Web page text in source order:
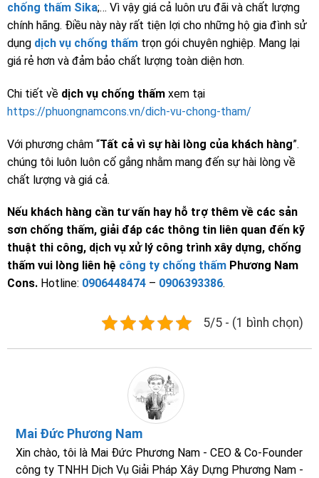
chống thấm Sika;… Vì vậy giá cả luôn ưu đãi và chất lượng
chính hãng. Điều này này rất tiện lợi cho những hộ gia đình sử
dụng dịch vụ chống thấm trọn gói chuyên nghiệp. Mang lại
giá rẻ hơn và đảm bảo chất lượng toàn diện hơn.
Chi tiết về dịch vụ chống thấm xem tại
https://phuongnamcons.vn/dich-vu-chong-tham/
Với phương châm “Tất cả vì sự hài lòng của khách hàng”.
chúng tôi luôn luôn cố gắng nhằm mang đến sự hài lòng về
chất lượng và giá cả.
Nếu khách hàng cần tư vấn hay hỗ trợ thêm về các sản
sơn chống thấm, giải đáp các thông tin liên quan đến kỹ
thuật thi công, dịch vụ xử lý công trình xây dựng, chống
thấm vui lòng liên hệ công ty chống thấm Phương Nam
Cons. Hotline: 0906448474 – 0906393386.
5/5 - (1 bình chọn)
Mai Đức Phương Nam
Xin chào, tôi là Mai Đức Phương Nam - CEO & Co-Founder
công ty TNHH Dịch Vụ Giải Pháp Xây Dựng Phương Nam -